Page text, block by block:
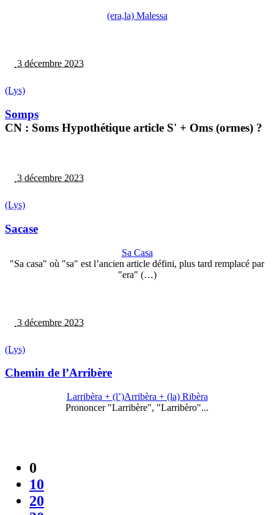
(era,la) Malessa
3 décembre 2023
(Lys)
Somps
CN : Soms Hypothétique article S' + Oms (ormes) ?
3 décembre 2023
(Lys)
Sacase
Sa Casa
"Sa casa" où "sa" est l’ancien article défini, plus tard remplacé par
"era" (…)
3 décembre 2023
(Lys)
Chemin de l’Arribère
Larribèra + (l’)Arribèra + (la) Ribèra
Prononcer "Larribère", "Larribèro"...
0
10
20